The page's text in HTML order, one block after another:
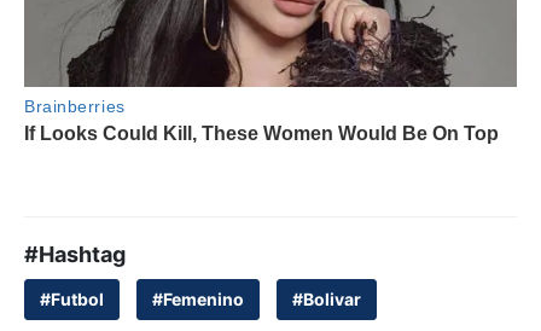
#Hashtag
#Futbol #Femenino #Bolivar